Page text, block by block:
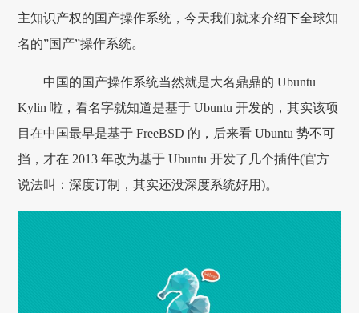
主知识产权的国产操作系统，今天我们就来介绍下全球知
名的”国产”操作系统。
中国的国产操作系统当然就是大名鼎鼎的 Ubuntu
Kylin 啦，看名字就知道是基于 Ubuntu 开发的，其实该项
目在中国最早是基于 FreeBSD 的，后来看 Ubuntu 势不可
挡，才在 2013 年改为基于 Ubuntu 开发了几个插件(官方
说法叫：深度订制，其实还没深度系统好用)。